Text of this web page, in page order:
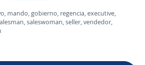
mando, gobierno, regencia, executive,
saleswoman, seller, vendedor,